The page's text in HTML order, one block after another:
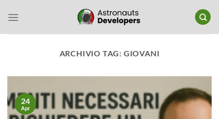
ARCHIVIO TAG: GIOVANI
24
Apr